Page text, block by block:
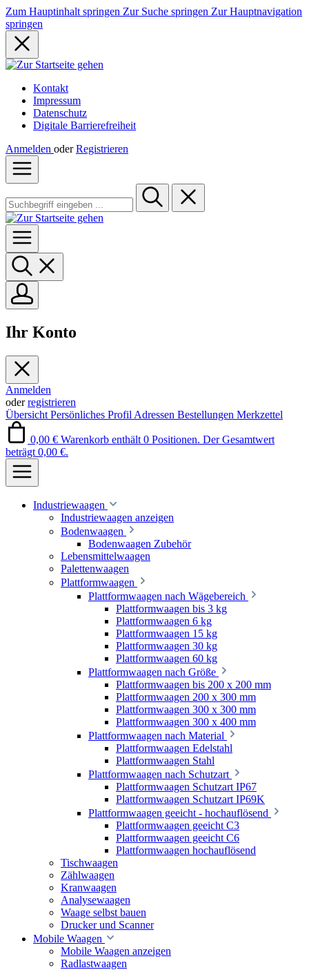
Zum Hauptinhalt springen Zur Suche springen Zur Hauptnavigation
springen
Kontakt
Impressum
Datenschutz
Digitale Barrierefreiheit
Anmelden oder Registrieren
Ihr Konto
Anmelden
oderregistrieren
Übersicht Persönliches Profil Adressen Bestellungen Merkzettel
0,00 € Warenkorb enthält 0 Positionen. Der Gesamtwert
beträgt 0,00 €.
Industriewaagen
Industriewaagen anzeigen
Bodenwaagen
Bodenwaagen Zubehör
Lebensmittelwaagen
Palettenwaagen
Plattformwaagen
Plattformwaagen nach Wägebereich
Plattformwaagen bis 3 kg
Plattformwaagen 6 kg
Plattformwaagen 15 kg
Plattformwaagen 30 kg
Plattformwaagen 60 kg
Plattformwaagen nach Größe
Plattformwaagen bis 200 x 200 mm
Plattformwaagen 200 x 300 mm
Plattformwaagen 300 x 300 mm
Plattformwaagen 300 x 400 mm
Plattformwaagen nach Material
Plattformwaagen Edelstahl
Plattformwaagen Stahl
Plattformwaagen nach Schutzart
Plattformwaagen Schutzart IP67
Plattformwaagen Schutzart IP69K
Plattformwaagen geeicht - hochauflösend
Plattformwaagen geeicht C3
Plattformwaagen geeicht C6
Plattformwaagen hochauflösend
Tischwaagen
Zählwaagen
Kranwaagen
Analysewaagen
Waage selbst bauen
Drucker und Scanner
Mobile Waagen
Mobile Waagen anzeigen
Radlastwaagen